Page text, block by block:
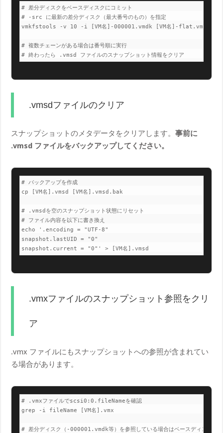
# 差分ディスクをベースディスクにコミット
# -src に最新の差分ディスク（最大番号のもの）を指定
vmkfstools -v 10 -i [VM名]-000001.vmdk [VM名]-flat.vmdk
# 複数チェーンがある場合は番号順に実行
# 終わったら .vmsd ファイルのスナップショット情報をクリア
.vmsdファイルのクリア
スナップショットのメタデータをクリアします。事前に
.vmsd ファイルをバックアップしてください。
# バックアップを作成
cp [VM名].vmsd [VM名].vmsd.bak
# .vmsdを空のスナップショット状態にリセット
# ファイル内容を以下に書き換え
echo '.encoding = "UTF-8"
snapshot.lastUID = "0"
snapshot.current = "0"' > [VM名].vmsd
.vmxファイルのスナップショット参照をクリ
ア
.vmx ファイルにもスナップショットへの参照が含まれてい
る場合があります。
# .vmxファイルでscsi0:0.fileNameを確認
grep -i fileName [VM名].vmx
# 差分ディスク（-000001.vmdk等）を参照している場合はベースディスクに